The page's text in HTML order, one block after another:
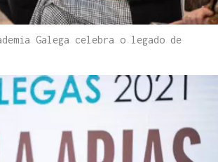
Galega celebra o legado de